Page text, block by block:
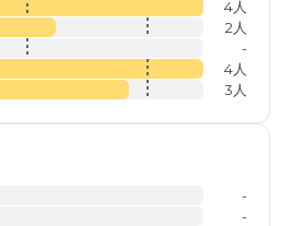
4人
2人
-
4人
3人
-
-